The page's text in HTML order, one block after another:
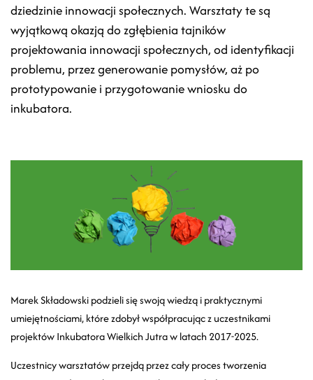
dziedzinie innowacji społecznych. Warsztaty te są
wyjątkową okazją do zgłębienia tajników
projektowania innowacji społecznych, od identyfikacji
problemu, przez generowanie pomysłów, aż po
prototypowanie i przygotowanie wniosku do
inkubatora.
Marek Składowski podzieli się swoją wiedzą i praktycznymi
umiejętnościami, które zdobył współpracując z uczestnikami
projektów Inkubatora Wielkich Jutra w latach 2017-2025.
Uczestnicy warsztatów przejdą przez cały proces tworzenia